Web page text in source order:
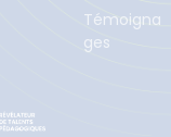
Témoigna
ges